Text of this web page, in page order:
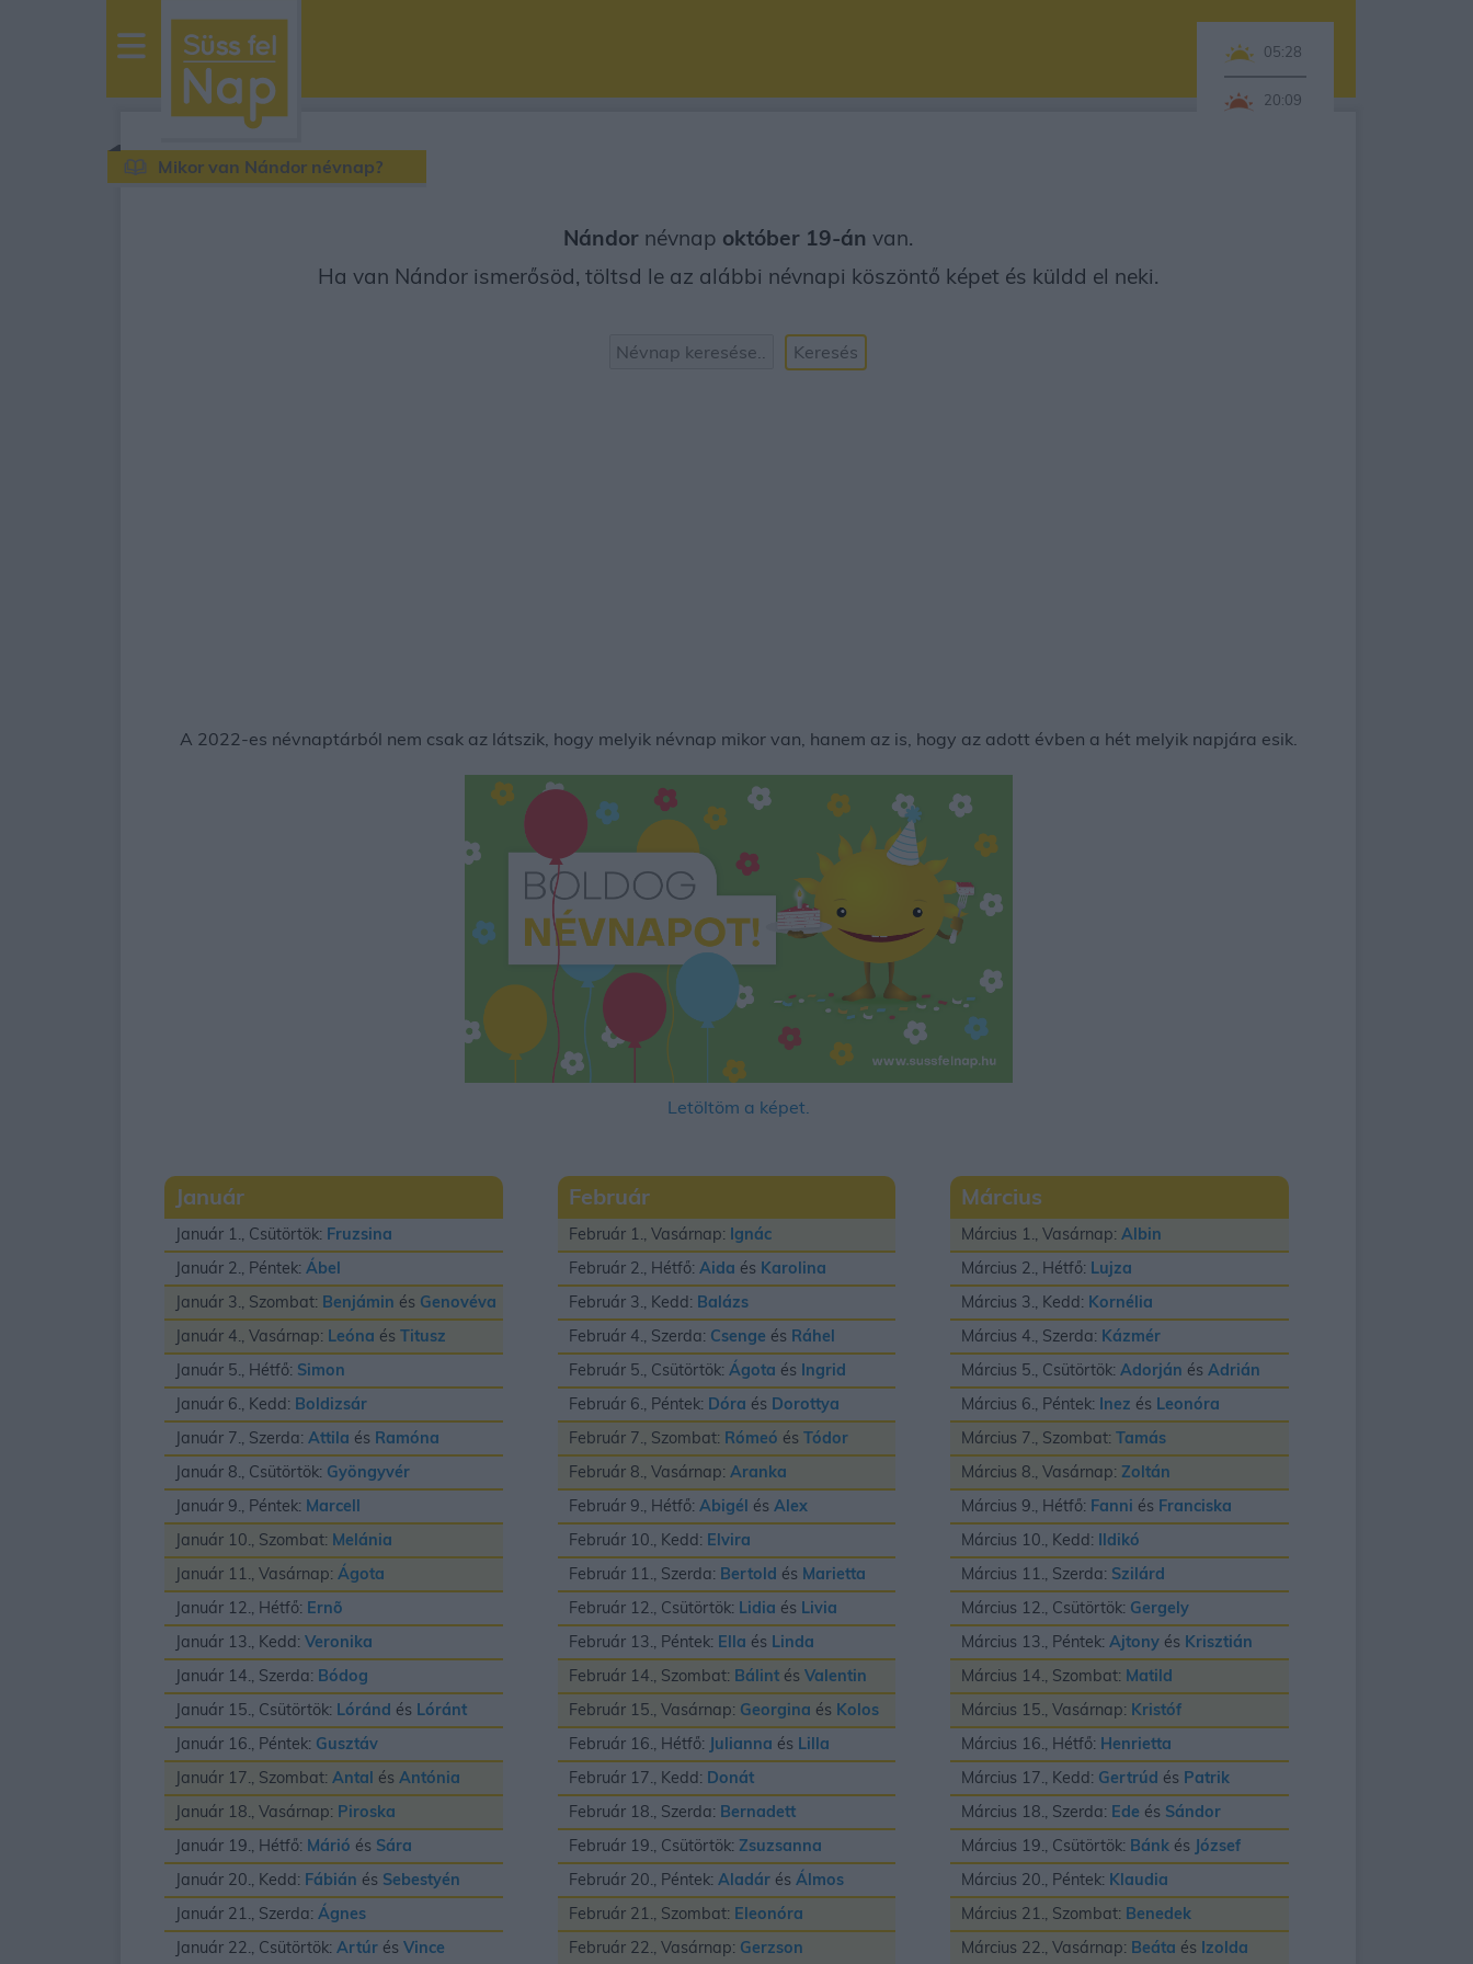
sussfelnap.hu
időjárás
05:28
20:09
Mikor van Nándor névnap?
Nándor névnap október 19-án van.
Ha van Nándor ismerősöd, töltsd le az alábbi névnapi köszöntő képet és küldd el neki.
Keresés
A 2022-es névnaptárból nem csak az látszik, hogy melyik névnap mikor van, hanem az is, hogy az adott évben a hét melyik napjára esik.
Letöltöm a képet.
Január
Január 1., Csütörtök: Fruzsina
Január 2., Péntek: Ábel
Január 3., Szombat: Benjámin és Genovéva
Január 4., Vasárnap: Leóna és Titusz
Január 5., Hétfő: Simon
Január 6., Kedd: Boldizsár
Január 7., Szerda: Attila és Ramóna
Január 8., Csütörtök: Gyöngyvér
Január 9., Péntek: Marcell
Január 10., Szombat: Melánia
Január 11., Vasárnap: Ágota
Január 12., Hétfő: Ernõ
Január 13., Kedd: Veronika
Január 14., Szerda: Bódog
Január 15., Csütörtök: Lóránd és Lóránt
Január 16., Péntek: Gusztáv
Január 17., Szombat: Antal és Antónia
Január 18., Vasárnap: Piroska
Január 19., Hétfő: Márió és Sára
Január 20., Kedd: Fábián és Sebestyén
Január 21., Szerda: Ágnes
Január 22., Csütörtök: Artúr és Vince
Február
Február 1., Vasárnap: Ignác
Február 2., Hétfő: Aida és Karolina
Február 3., Kedd: Balázs
Február 4., Szerda: Csenge és Ráhel
Február 5., Csütörtök: Ágota és Ingrid
Február 6., Péntek: Dóra és Dorottya
Február 7., Szombat: Rómeó és Tódor
Február 8., Vasárnap: Aranka
Február 9., Hétfő: Abigél és Alex
Február 10., Kedd: Elvira
Február 11., Szerda: Bertold és Marietta
Február 12., Csütörtök: Lidia és Livia
Február 13., Péntek: Ella és Linda
Február 14., Szombat: Bálintés Valentin
Február 15., Vasárnap: Georgina és Kolos
Február 16., Hétfő: Julianna és Lilla
Február 17., Kedd: Donát
Február 18., Szerda: Bernadett
Február 19., Csütörtök: Zsuzsanna
Február 20., Péntek: Aladárés Álmos
Február 21., Szombat: Eleonóra
Február 22., Vasárnap: Gerzson
Március
Március 1., Vasárnap:Albin
Március 2., Hétfő: Lujza
Március 3., Kedd: Kornélia
Március 4., Szerda: Kázmér
Március 5., Csütörtök:Adorján ésAdrián
Március 6., Péntek: Inez és Leonóra
Március 7., Szombat:Tamás
Március 8., Vasárnap: Zoltán
Március 9., Hétfő: Fanni és Franciska
Március 10., Kedd: Ildikó
Március 11., Szerda: Szilárd
Március 12., Csütörtök: Gergely
Március 13., Péntek:Ajtony és Krisztián
Március 14., Szombat: Matild
Március 15., Vasárnap: Kristóf
Március 16., Hétfő: Henrietta
Március 17., Kedd: Gertrúd és Patrik
Március 18., Szerda: Ede és Sándor
Március 19., Csütörtök: Bánk és József
Március 20., Péntek: Klaudia
Március 21., Szombat: Benedek
Március 22., Vasárnap: Beáta és Izolda